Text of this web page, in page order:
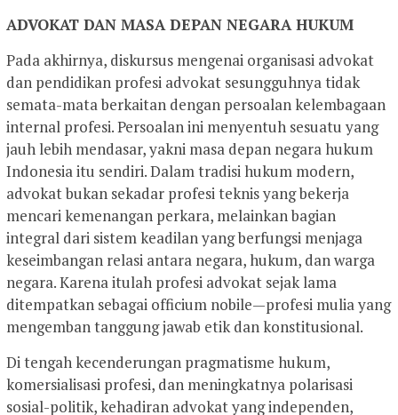
ADVOKAT DAN MASA DEPAN NEGARA HUKUM
Pada akhirnya, diskursus mengenai organisasi advokat
dan pendidikan profesi advokat sesungguhnya tidak
semata-mata berkaitan dengan persoalan kelembagaan
internal profesi. Persoalan ini menyentuh sesuatu yang
jauh lebih mendasar, yakni masa depan negara hukum
Indonesia itu sendiri. Dalam tradisi hukum modern,
advokat bukan sekadar profesi teknis yang bekerja
mencari kemenangan perkara, melainkan bagian
integral dari sistem keadilan yang berfungsi menjaga
keseimbangan relasi antara negara, hukum, dan warga
negara. Karena itulah profesi advokat sejak lama
ditempatkan sebagai officium nobile—profesi mulia yang
mengemban tanggung jawab etik dan konstitusional.
Di tengah kecenderungan pragmatisme hukum,
komersialisasi profesi, dan meningkatnya polarisasi
sosial-politik, kehadiran advokat yang independen,